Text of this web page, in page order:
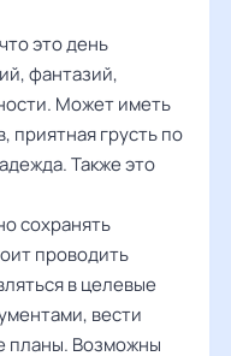
это день
фантазий,
Может иметь
приятная грусть по
Также это
сохранять
проводить
в целевые
вести
планы. Возможны